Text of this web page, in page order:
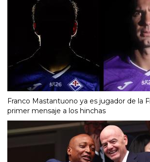
Franco Mastantuono ya es jugador de la
primer mensaje a los hinchas